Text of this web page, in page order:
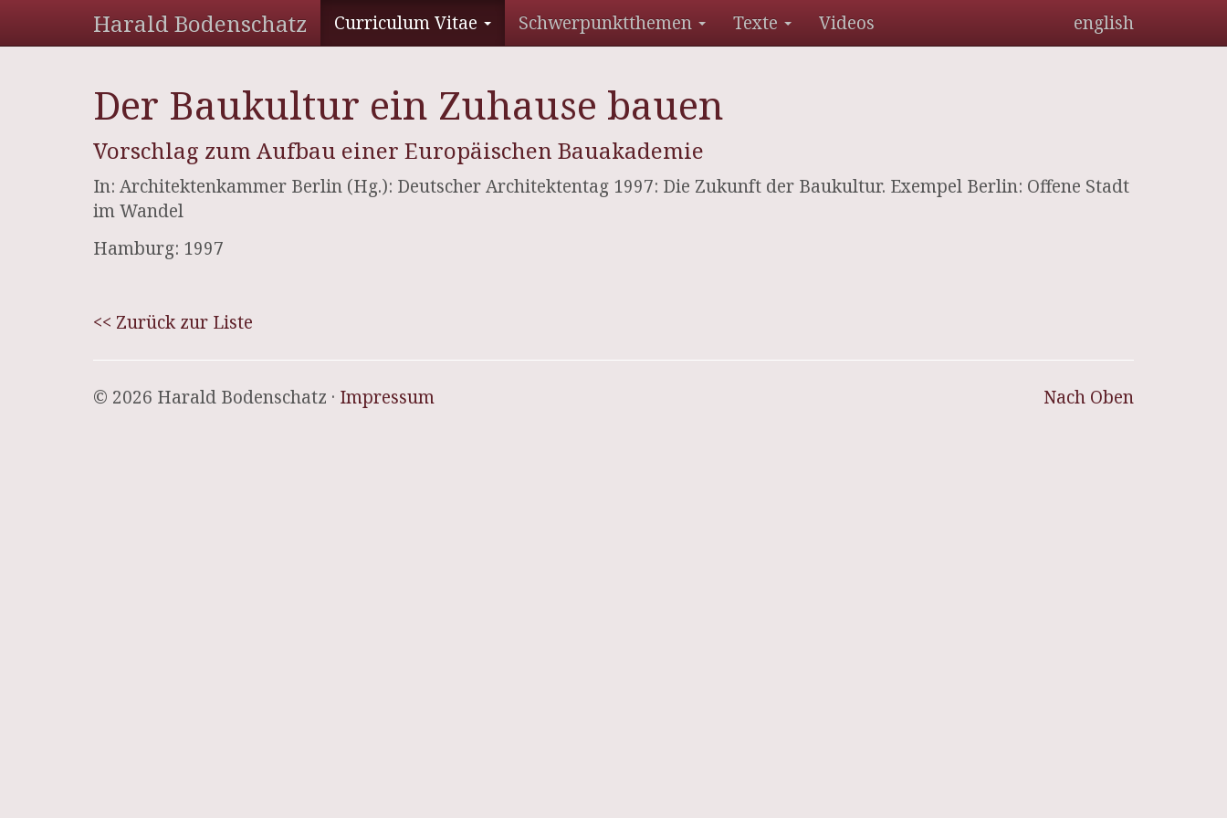
Harald Bodenschatz Curriculum Vitae Schwerpunktthemen Texte Videos english
Der Baukultur ein Zuhause bauen
Vorschlag zum Aufbau einer Europäischen Bauakademie
In: Architektenkammer Berlin (Hg.): Deutscher Architektentag 1997: Die Zukunft der Baukultur. Exempel Berlin: Offene Stadt
im Wandel
Hamburg: 1997
<< Zurück zur Liste
Nach Oben
© 2026 Harald Bodenschatz · Impressum